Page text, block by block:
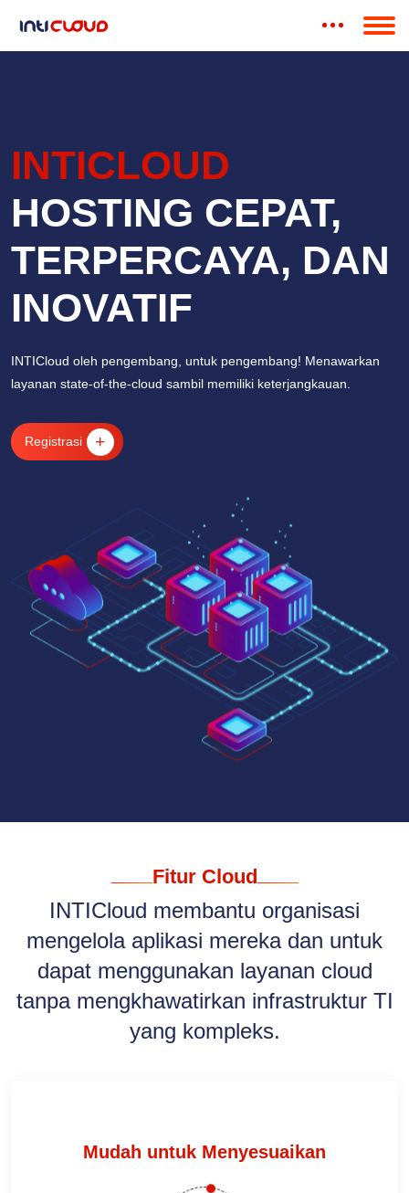
INTICLOUD
HOSTING CEPAT,
TERPERCAYA, DAN
INOVATIF
INTICloud oleh pengembang, untuk pengembang! Menawarkan
layanan state-of-the-cloud sambil memiliki keterjangkauan.
Registrasi
Fitur Cloud
INTICloud membantu organisasi
mengelola aplikasi mereka dan untuk
dapat menggunakan layanan cloud
tanpa mengkhawatirkan infrastruktur TI
yang kompleks.
Mudah untuk Menyesuaikan